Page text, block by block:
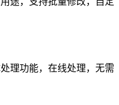
理功能，在线处理，无需